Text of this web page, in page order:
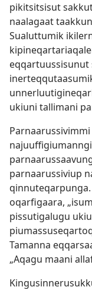
pikitsitsisut
naalagaat
Sualuttumik
ukiuni tallimani
parnaarussiviup
oqarfigaara,
pissutigalugu
Tamanna
„Aqagu maani